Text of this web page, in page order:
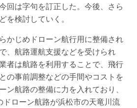
回は字句を訂正した。今後、さら
を検討していく。
かじめドローン航行用に整備され
、航路運航支援などを受けられ
者は航路を利用することで、飛行
の事前調整などの手間やコストを
ン航路の整備に力を入れており、
ローン航路が浜松市の天竜川流